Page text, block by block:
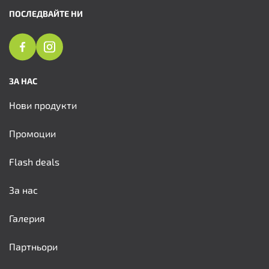
ПОСЛЕДВАЙТЕ НИ
ЗА НАС
Нови продукти
Промоции
Flash deals
За нас
Галерия
Партньори